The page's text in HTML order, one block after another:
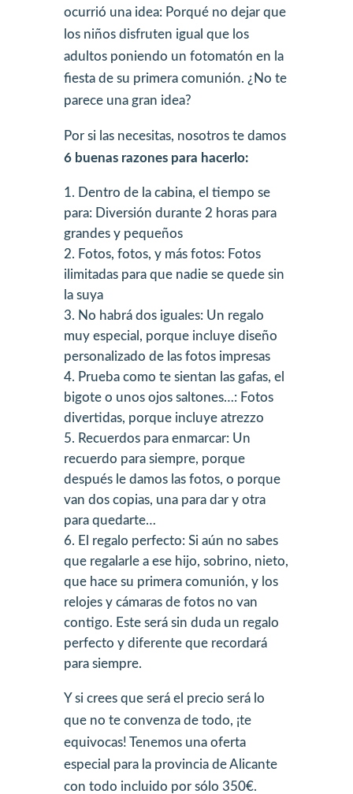
ocurrió una idea: Porqué no dejar que
los niños disfruten igual que los
adultos poniendo un fotomatón en la
fiesta de su primera comunión. ¿No te
parece una gran idea?
Por si las necesitas, nosotros te damos
6 buenas razones para hacerlo:
Dentro de la cabina, el tiempo se
para: Diversión durante 2 horas para
grandes y pequeños
Fotos, fotos, y más fotos: Fotos
ilimitadas para que nadie se quede sin
la suya
No habrá dos iguales: Un regalo
muy especial, porque incluye diseño
personalizado de las fotos impresas
Prueba como te sientan las gafas, el
bigote o unos ojos saltones…: Fotos
divertidas, porque incluye atrezzo
Recuerdos para enmarcar: Un
recuerdo para siempre, porque
después le damos las fotos, o porque
van dos copias, una para dar y otra
para quedarte…
El regalo perfecto: Si aún no sabes
que regalarle a ese hijo, sobrino, nieto,
que hace su primera comunión, y los
relojes y cámaras de fotos no van
contigo. Este será sin duda un regalo
perfecto y diferente que recordará
para siempre.
Y si crees que será el precio será lo
que no te convenza de todo, ¡te
equivocas! Tenemos una oferta
especial para la provincia de Alicante
con todo incluido por sólo 350€.